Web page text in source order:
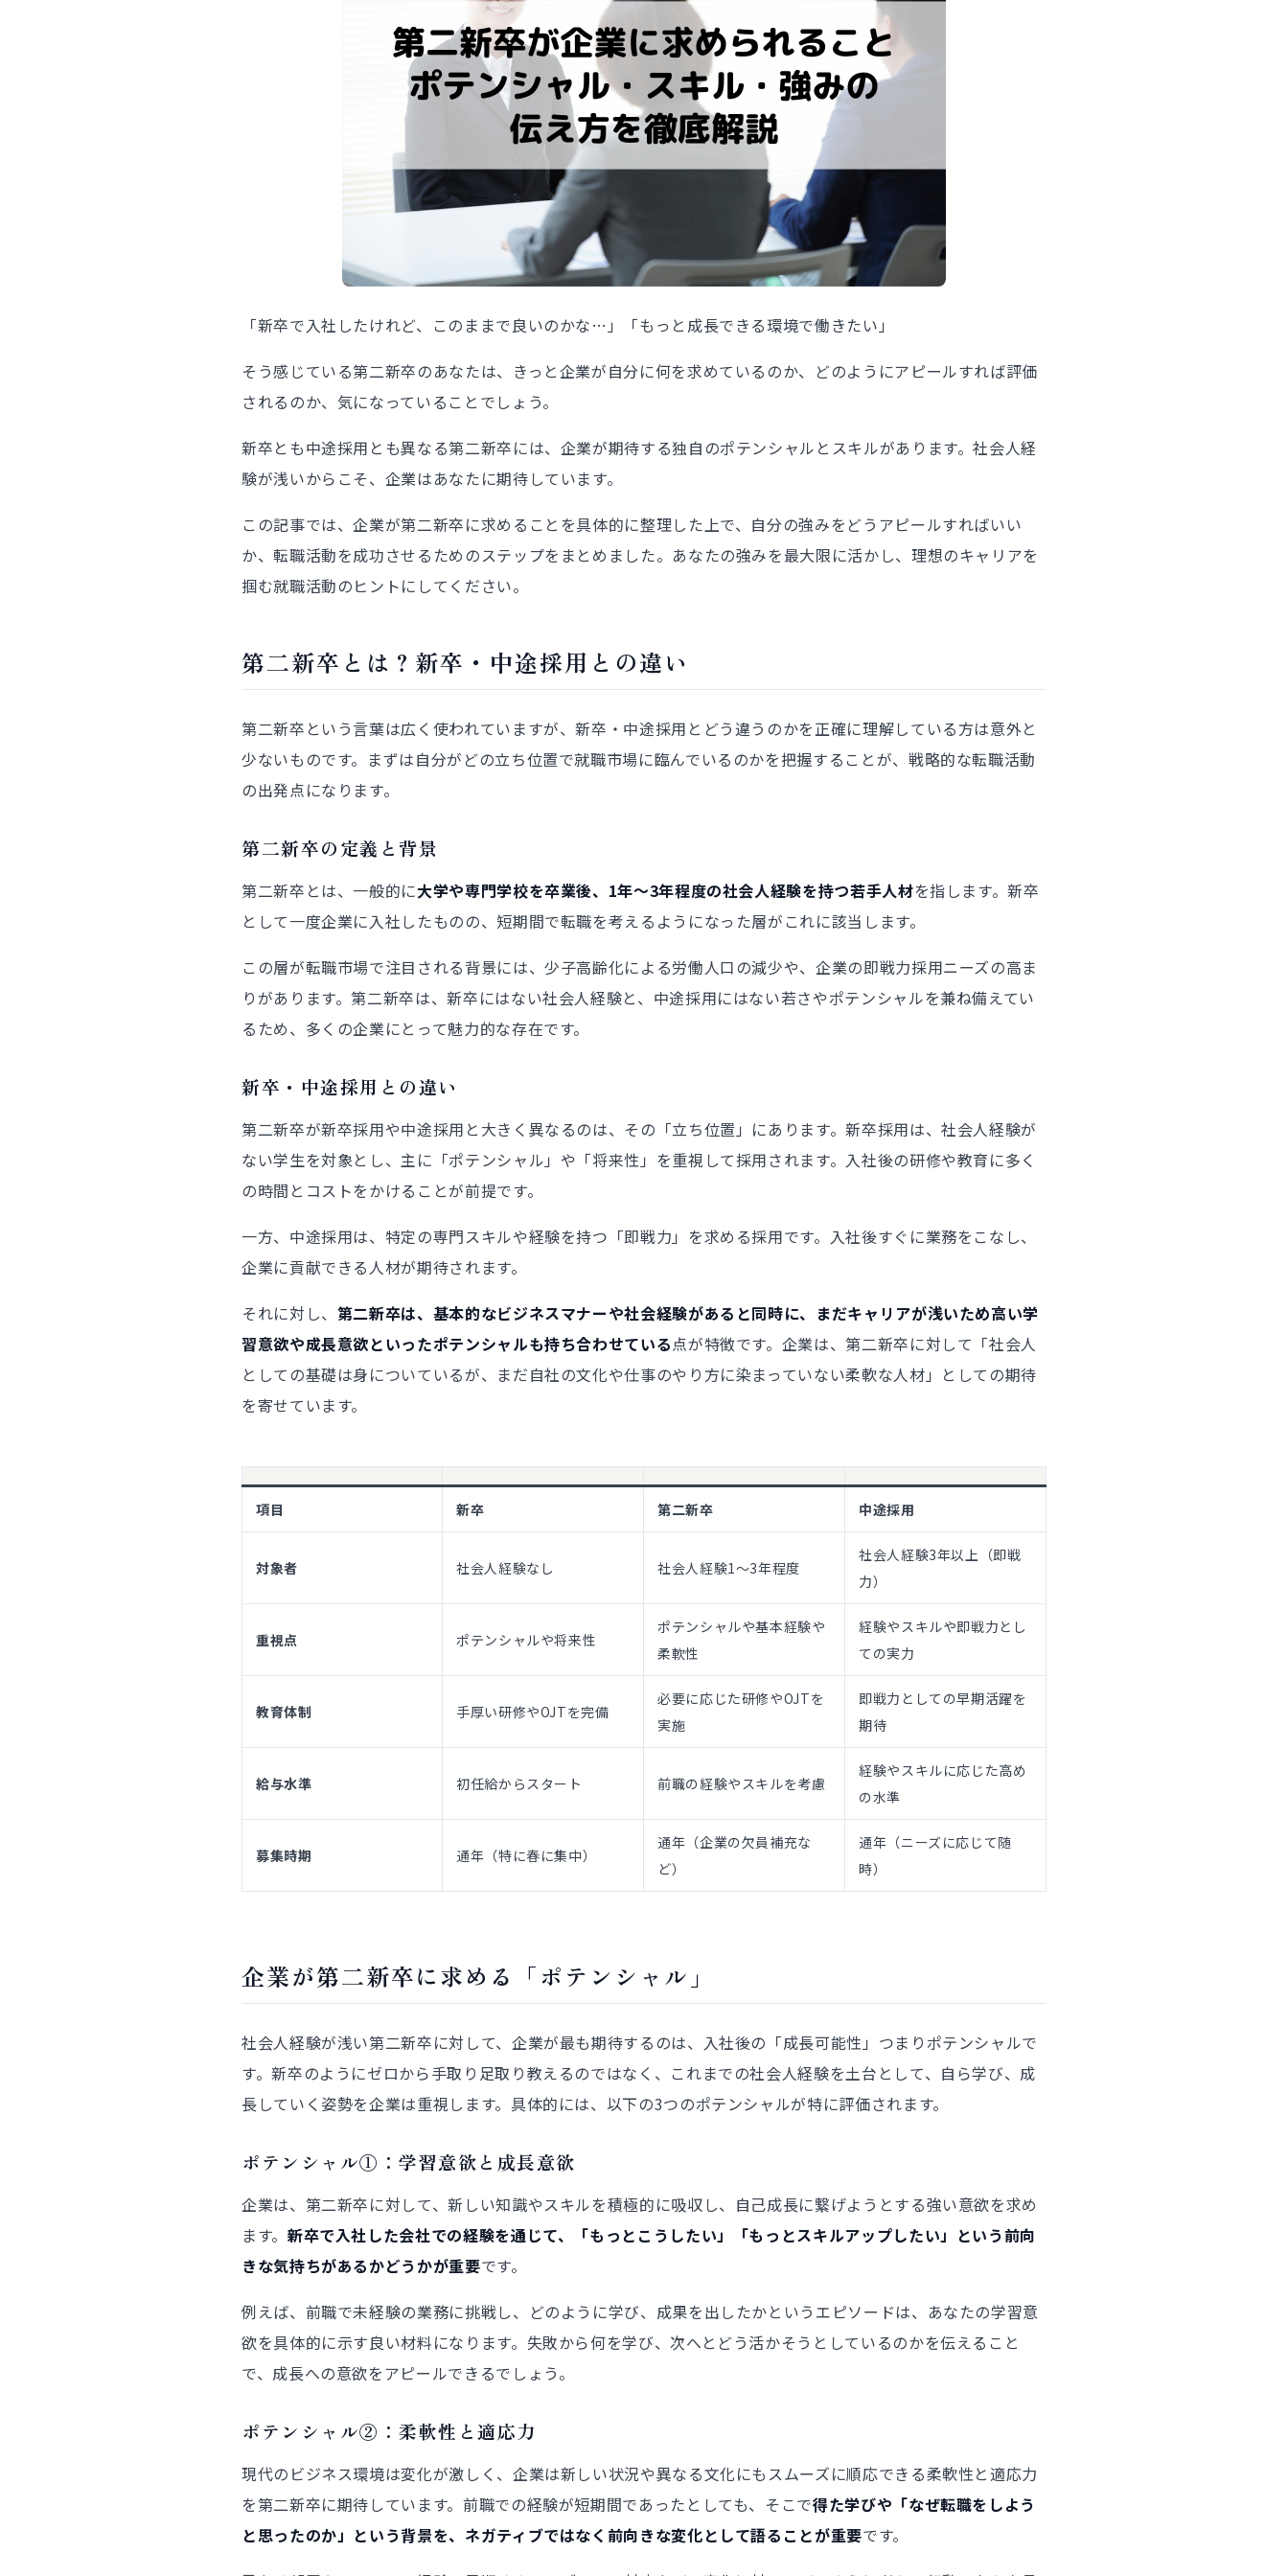
「新卒で入社したけれど、このままで良いのかな…」「もっと成長できる環境で働きたい」
そう感じている第二新卒のあなたは、きっと企業が自分に何を求めているのか、どのようにアピールすれば評価
されるのか、気になっていることでしょう。
新卒とも中途採用とも異なる第二新卒には、企業が期待する独自のポテンシャルとスキルがあります。社会人経
験が浅いからこそ、企業はあなたに期待しています。
この記事では、企業が第二新卒に求めることを具体的に整理した上で、自分の強みをどうアピールすればいい
か、転職活動を成功させるためのステップをまとめました。あなたの強みを最大限に活かし、理想のキャリアを
掴む就職活動のヒントにしてください。
第二新卒とは？新卒・中途採用との違い
第二新卒という言葉は広く使われていますが、新卒・中途採用とどう違うのかを正確に理解している方は意外と
少ないものです。まずは自分がどの立ち位置で就職市場に臨んでいるのかを把握することが、戦略的な転職活動
の出発点になります。
第二新卒の定義と背景
第二新卒とは、一般的に大学や専門学校を卒業後、1年〜3年程度の社会人経験を持つ若手人材を指します。新卒
として一度企業に入社したものの、短期間で転職を考えるようになった層がこれに該当します。
この層が転職市場で注目される背景には、少子高齢化による労働人口の減少や、企業の即戦力採用ニーズの高ま
りがあります。第二新卒は、新卒にはない社会人経験と、中途採用にはない若さやポテンシャルを兼ね備えてい
るため、多くの企業にとって魅力的な存在です。
新卒・中途採用との違い
第二新卒が新卒採用や中途採用と大きく異なるのは、その「立ち位置」にあります。新卒採用は、社会人経験が
ない学生を対象とし、主に「ポテンシャル」や「将来性」を重視して採用されます。入社後の研修や教育に多く
の時間とコストをかけることが前提です。
一方、中途採用は、特定の専門スキルや経験を持つ「即戦力」を求める採用です。入社後すぐに業務をこなし、
企業に貢献できる人材が期待されます。
それに対し、 第二新卒は、基本的なビジネスマナーや社会経験があると同時に、まだキャリアが浅いため高い学
習意欲や成長意欲といったポテンシャルも持ち合わせている点が特徴です。企業は、第二新卒に対して「社会人
としての基礎は身についているが、まだ自社の文化や仕事のやり方に染まっていない柔軟な人材」としての期待
を寄せています。
項目 新卒 第二新卒 中途採用
対象者 社会人経験なし 社会人経験1〜3年程度
社会人経験3年以上（即戦
力）
重視点 ポテンシャルや将来性
ポテンシャルや基本経験や
柔軟性
経験やスキルや即戦力とし
ての実力
教育体制 手厚い研修やOJTを完備
必要に応じた研修やOJTを
実施
即戦力としての早期活躍を
期待
給与水準 初任給からスタート 前職の経験やスキルを考慮
経験やスキルに応じた高め
の水準
募集時期 通年（特に春に集中）
通年（企業の欠員補充な
ど）
通年（ニーズに応じて随
時）
企業が第二新卒に求める「ポテンシャル」
社会人経験が浅い第二新卒に対して、企業が最も期待するのは、入社後の「成長可能性」つまりポテンシャルで
す。新卒のようにゼロから手取り足取り教えるのではなく、これまでの社会人経験を土台として、自ら学び、成
長していく姿勢を企業は重視します。具体的には、以下の3つのポテンシャルが特に評価されます。
ポテンシャル①：学習意欲と成長意欲
企業は、第二新卒に対して、新しい知識やスキルを積極的に吸収し、自己成長に繋げようとする強い意欲を求め
ます。 新卒で入社した会社での経験を通じて、「もっとこうしたい」「もっとスキルアップしたい」という前向
きな気持ちがあるかどうかが重要です。
例えば、前職で未経験の業務に挑戦し、どのように学び、成果を出したかというエピソードは、あなたの学習意
欲を具体的に示す良い材料になります。失敗から何を学び、次へとどう活かそうとしているのかを伝えること
で、成長への意欲をアピールできるでしょう。
ポテンシャル②：柔軟性と適応力
現代のビジネス環境は変化が激しく、企業は新しい状況や異なる文化にもスムーズに順応できる柔軟性と適応力
を第二新卒に期待しています。前職での経験が短期間であったとしても、そこで得た学びや「なぜ転職をしよう
と思ったのか」という背景を、ネガティブではなく前向きな変化として語ることが重要です。